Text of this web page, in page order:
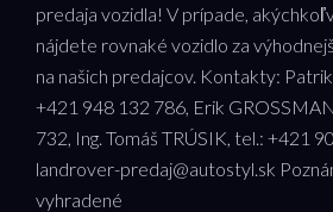
predaja vozidla! V prípade,
nájdete rovnaké vozidlo za
na našich predajcov. Kontakty:
+421 948 132 786, Erik
732, Ing. Tomáš TRÚSIK, tel.: +421
landrover-predaj@autostyl.sk
vyhradené